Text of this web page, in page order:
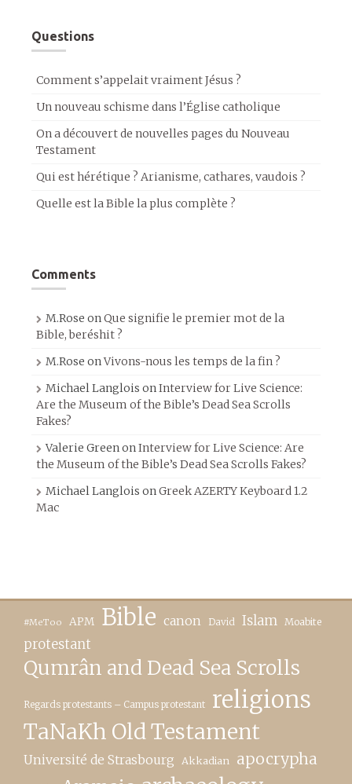
Questions
Comment s’appelait vraiment Jésus ?
Un nouveau schisme dans l’Église catholique
On a découvert de nouvelles pages du Nouveau
Testament
Qui est hérétique ? Arianisme, cathares, vaudois ?
Quelle est la Bible la plus complète ?
Comments
M.Rose onQue signifie le premier mot de la
Bible, beréshit ?
M.Rose onVivons-nous les temps de la fin ?
Michael Langlois onInterview for Live Science:
Are the Museum of the Bible’s Dead Sea Scrolls
Fakes?
Valerie GreenonInterview for Live Science: Are
the Museum of the Bible’s Dead Sea Scrolls Fakes?
Michael Langlois onGreek AZERTY Keyboard 1.2
Mac
#MeToo APM Bible canon David Islam Moabite
protestant
Qumrân and Dead Sea Scrolls
Regards protestants – Campus protestant religions
TaNaKh Old Testament
Université de Strasbourg Akkadian apocrypha